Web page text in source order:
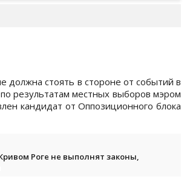
должна стоять в стороне от событий в
результатам местных выборов мэром
кандидат от Оппозиционного блока
Роге не выполнят законы,